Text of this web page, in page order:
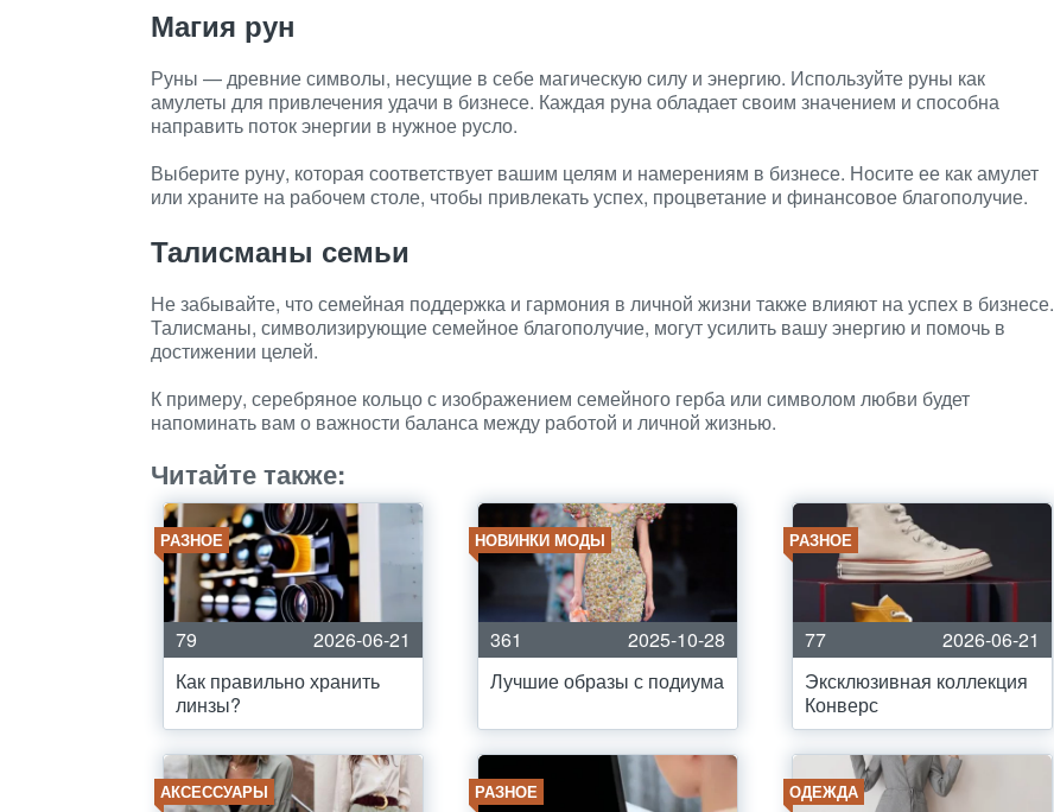
Магия рун
Руны — древние символы, несущие в себе магическую силу и энергию. Используйте руны как
амулеты для привлечения удачи в бизнесе. Каждая руна обладает своим значением и способна
направить поток энергии в нужное русло.
Выберите руну, которая соответствует вашим целям и намерениям в бизнесе. Носите ее как амулет
или храните на рабочем столе, чтобы привлекать успех, процветание и финансовое благополучие.
Талисманы семьи
Не забывайте, что семейная поддержка и гармония в личной жизни также влияют на успех в бизнесе.
Талисманы, символизирующие семейное благополучие, могут усилить вашу энергию и помочь в
достижении целей.
К примеру, серебряное кольцо с изображением семейного герба или символом любви будет
напоминать вам о важности баланса между работой и личной жизнью.
Читайте также:
РАЗНОЕ
79
2026-06-21
Как правильно хранить
линзы?
НОВИНКИ МОДЫ
361
2025-10-28
Лучшие образы с подиума
РАЗНОЕ
77
2026-06-21
Эксклюзивная коллекция
Конверс
АКСЕССУАРЫ РАЗНОЕ ОДЕЖДА